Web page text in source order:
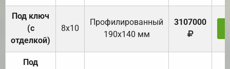
Под ключ
(с
отделкой)
8х10
Профилированный
190х140 мм
3107000
Под